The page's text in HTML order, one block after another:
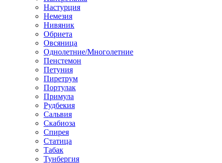
Настурция
Немезия
Нивяник
Обриета
Овсяница
Однолетние/Многолетние
Пенстемон
Петуния
Пиретрум
Портулак
Примула
Рудбекия
Сальвия
Скабиоза
Спирея
Статица
Табак
Тунбергия